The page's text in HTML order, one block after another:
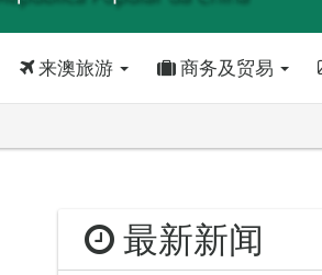
来澳旅游 商务及贸易
最新新闻